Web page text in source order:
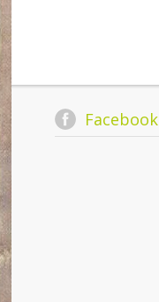
Facebook